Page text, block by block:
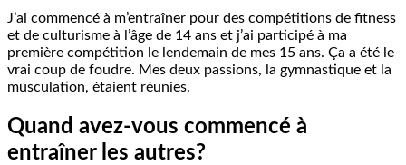
J’ai commencé à m’entraîner pour des compétitions de fitness
et de culturisme à l’âge de 14 ans et j’ai participé à ma
première compétition le lendemain de mes 15 ans. Ça a été le
vrai coup de foudre. Mes deux passions, la gymnastique et la
musculation, étaient réunies.
Quand avez-vous commencé à
entraîner les autres?